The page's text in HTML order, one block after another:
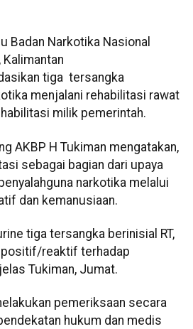
Badan Narkotika Nasional
Kalimantan
tiga tersangka
menjalani rehabilitasi rawat
milik pemerintah.
AKBP H Tukiman mengatakan,
sebagai bagian dari upaya
narkotika melalui
dan kemanusiaan.
tiga tersangka berinisial RT,
positif/reaktif terhadap
Tukiman, Jumat.
pemeriksaan secara
hukum dan medis